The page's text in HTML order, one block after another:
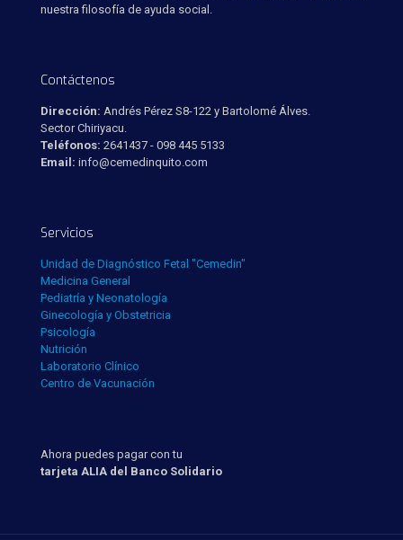
nuestra filosofía de ayuda social.
Contáctenos
Dirección: Andrés Pérez S8-122 y Bartolomé Álves.
Sector Chiriyacu.
Teléfonos: 2641437 - 098 445 5133
Email: info@cemedinquito.com
Servicios
Unidad de Diagnóstico Fetal "Cemedin"
Medicina General
Pediatría y Neonatología
Ginecología y Obstetricia
Psicología
Nutrición
Laboratorio Clínico
Centro de Vacunación
Ahora puedes pagar con tu
tarjeta ALIA del Banco Solidario